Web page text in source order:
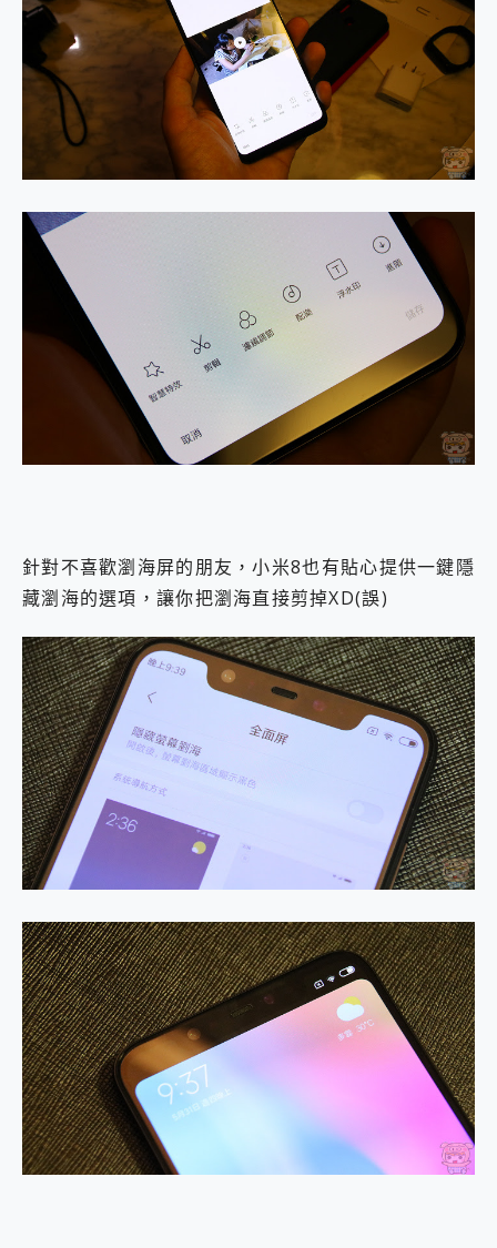
針對不喜歡瀏海屏的朋友，小米8也有貼心提供一鍵隱
藏瀏海的選項，讓你把瀏海直接剪掉XD(誤)